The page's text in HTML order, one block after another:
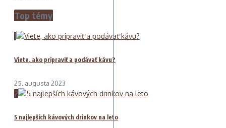
Top témy
1
Viete, ako pripraviť a podávať kávu?
25. augusta 2023
2
5 najlepších kávových drinkov na leto